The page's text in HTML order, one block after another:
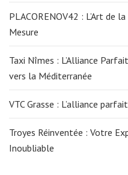
PLACORENOV42 : L’Art de
Mesure
Taxi Nîmes : L’Alliance
vers la Méditerranée
VTC Grasse : L’alliance
Troyes Réinventée : Votre
Inoubliable